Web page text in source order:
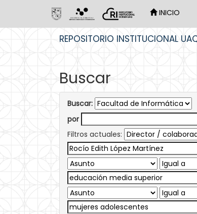
INICIO
REPOSITORIO INSTITUCIONAL
Buscar
Buscar:
por
Filtros actuales: